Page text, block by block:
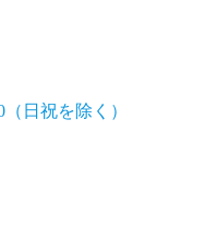
（日祝を除く）